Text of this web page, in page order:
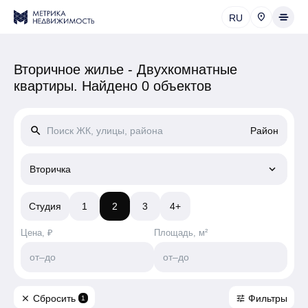
RU
Вторичное жилье - Двухкомнатные
квартиры. Найдено 0 объектов
search Район
Вторичка keyboard_arrow_down
Студия 1 2 3 4+
Цена, ₽
от–до
Площадь, м²
от–до
close Сбросить 1 tune Фильтры